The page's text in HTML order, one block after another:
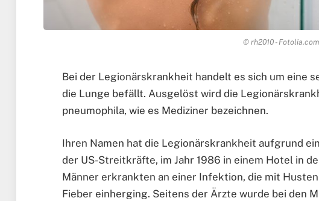
© rh2010 - Fotolia.com
Bei der Legionärskrankheit handelt es sich um eine
die Lunge befällt. Ausgelöst wird die
pneumophila, wie es Mediziner bezeichnen.
Ihren Namen hat die Legionärskrankheit aufgrund
der US-Streitkräfte, im Jahr 1986 in einem Hotel in
Männer erkrankten an einer Infektion, die mit
Fieber einherging. Seitens der Ärzte wurde bei den